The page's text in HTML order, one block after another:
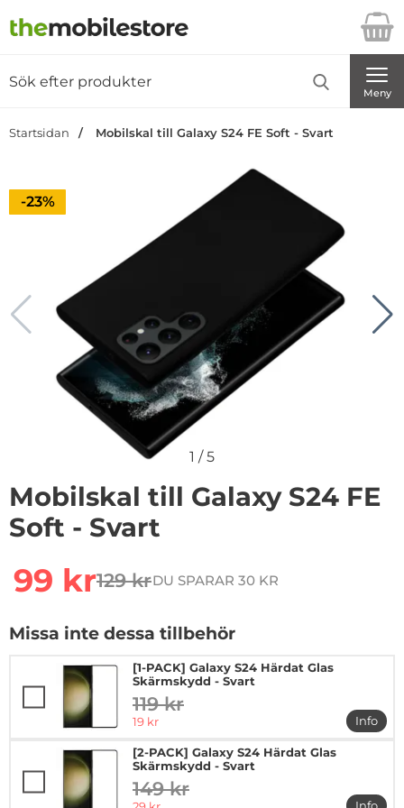
Startsidan för Danira Telecom AB
Meny
Startsidan Mobilskal till Galaxy S24 FE Soft - Svart
Priset är nedsatt med
-23%
1 /5
Mobilskal till Galaxy S24 FE
Soft - Svart
rea pris
99 krtidigare pris
129 krDU SPARAR 30 KR
Missa inte dessa tillbehör
[1-PACK] Galaxy S24 Härdat Glas
Skärmskydd - Svart
tidigare pris
119 kr
rea pris
19 kr
Info
mer
[2-PACK] Galaxy S24 Härdat Glas
Skärmskydd - Svart
tidigare pris
149 kr